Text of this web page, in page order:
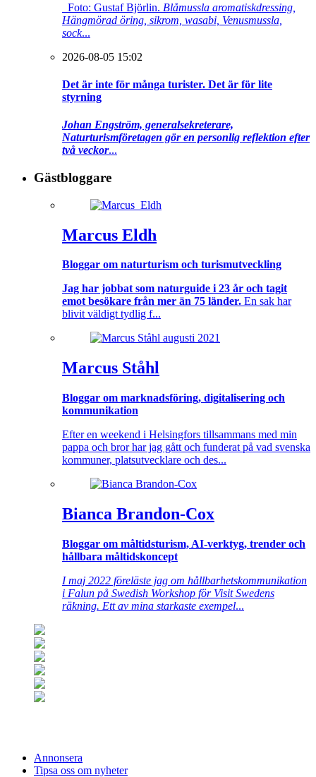
Foto: Gustaf Björlin. Blåmussla aromatiskdressing,
Hängmörad öring, sikrom, wasabi, Venusmussla,
sock...
2026-08-05 15:02
Det är inte för många turister. Det är för lite
styrning
Johan Engström, generalsekreterare,
Naturturismföretagen gör en personlig reflektion efter
två veckor...
Gästbloggare
Marcus Eldh
Bloggar om naturturism och turismutveckling
Jag har jobbat som naturguide i 23 år och tagit
emot besökare från mer än 75 länder. En sak har
blivit väldigt tydlig f...
Marcus Ståhl
Bloggar om marknadsföring, digitalisering och
kommunikation
Efter en weekend i Helsingfors tillsammans med min
pappa och bror har jag gått och funderat på vad svenska
kommuner, platsutvecklare och des...
Bianca Brandon-Cox
Bloggar om måltidsturism, AI-verktyg, trender och
hållbara måltidskoncept
I maj 2022 föreläste jag om hållbarhetskommunikation
i Falun på Swedish Workshop för Visit Swedens
räkning. Ett av mina starkaste exempel...
Annonsera
Tipsa oss om nyheter